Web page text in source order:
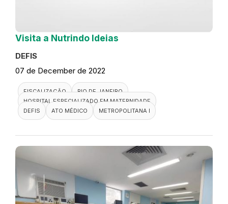
Visita a Nutrindo Ideias
DEFIS
07 de December de 2022
FISCALIZAÇÃO
RIO DE JANEIRO
HOSPITAL ESPECIALIZADO EM MATERNIDADE
DEFIS
ATO MÉDICO METROPOLITANA I